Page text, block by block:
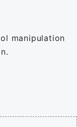
manipulation